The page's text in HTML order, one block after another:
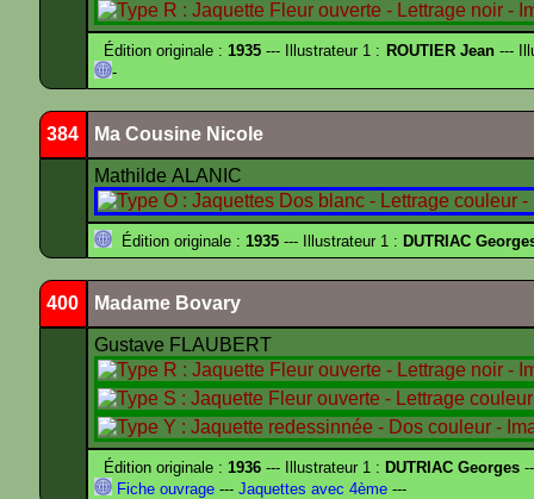
Édition originale :1935 --- Illustrateur 1 : ROUTIER Jean---
-
384 Ma Cousine Nicole
Mathilde ALANIC
Édition originale : 1935 --- Illustrateur 1 : DUTRIAC
400 Madame Bovary
Gustave FLAUBERT
Édition originale :1936 --- Illustrateur 1 : DUTRIAC Georges
Fiche ouvrage --- Jaquettes avec 4ème ---